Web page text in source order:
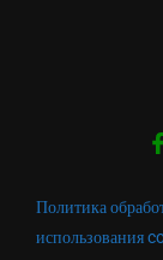
Политика
использования